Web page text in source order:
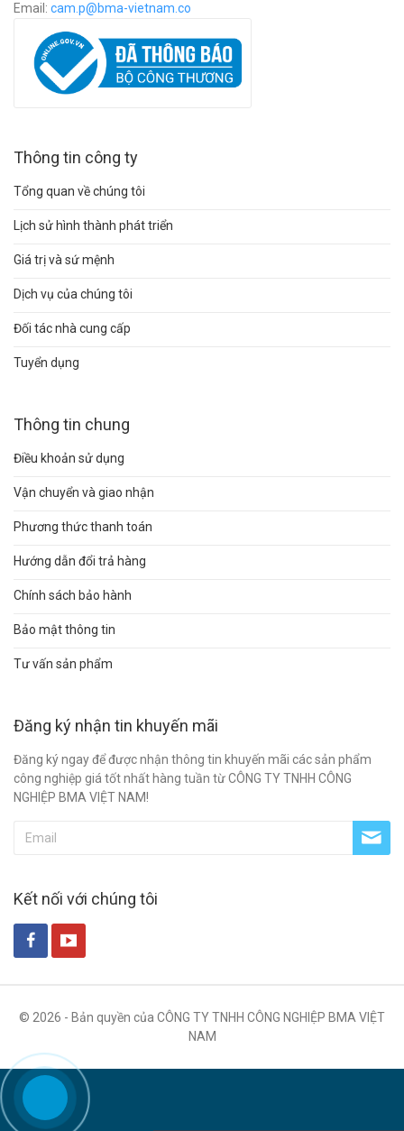
Email: cam.p@bma-vietnam.co
Thông tin công ty
Tổng quan về chúng tôi
Lịch sử hình thành phát triển
Giá trị và sứ mệnh
Dịch vụ của chúng tôi
Đối tác nhà cung cấp
Tuyển dụng
Thông tin chung
Điều khoản sử dụng
Vận chuyển và giao nhận
Phương thức thanh toán
Hướng dẫn đổi trả hàng
Chính sách bảo hành
Bảo mật thông tin
Tư vấn sản phẩm
Đăng ký nhận tin khuyến mãi
Đăng ký ngay để được nhận thông tin khuyến mãi các sản phẩm
công nghiệp giá tốt nhất hàng tuần từ CÔNG TY TNHH CÔNG
NGHIỆP BMA VIỆT NAM!
Kết nối với chúng tôi
© 2026 - Bản quyền của CÔNG TY TNHH CÔNG NGHIỆP BMA VIỆT
NAM